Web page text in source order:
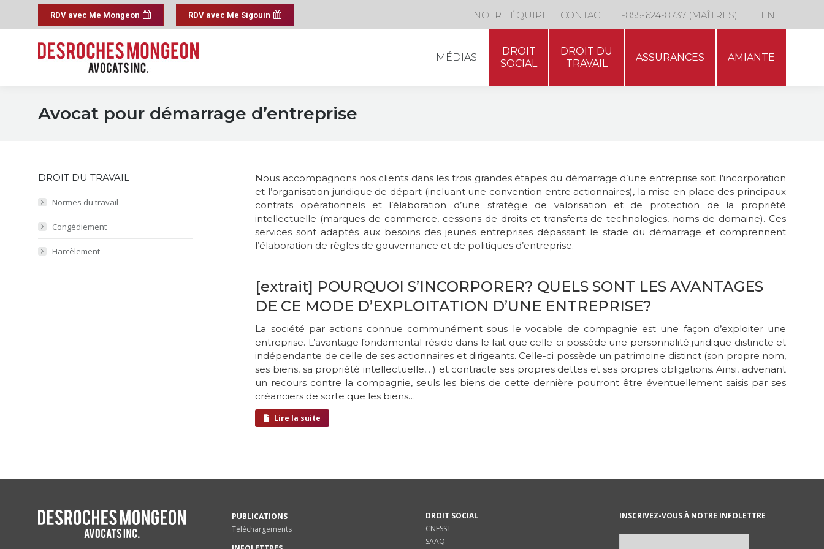
RDV avec Me Mongeon RDV avec Me Sigouin NOTRE ÉQUIPE CONTACT 1-855-624-8737 (MAÎTRES) EN
MÉDIAS
DROIT
SOCIAL
DROIT DU
TRAVAIL
ASSURANCES AMIANTE
Avocat pour démarrage d’entreprise
Nous accompagnons nos clients dans les trois grandes étapes du démarrage d’une entreprise soit l’incorporation
et l’organisation juridique de départ (incluant une convention entre actionnaires), la mise en place des principaux
contrats opérationnels et l’élaboration d’une stratégie de valorisation et de protection de la propriété
intellectuelle (marques de commerce, cessions de droits et transferts de technologies, noms de domaine). Ces
services sont adaptés aux besoins des jeunes entreprises dépassant le stade du démarrage et comprennent
l’élaboration de règles de gouvernance et de politiques d’entreprise.
[extrait] POURQUOI S’INCORPORER? QUELS SONT LES AVANTAGES
DE CE MODE D’EXPLOITATION D’UNE ENTREPRISE?
La société par actions connue communément sous le vocable de compagnie est une façon d’exploiter une
entreprise. L’avantage fondamental réside dans le fait que celle-ci possède une personnalité juridique distincte et
indépendante de celle de ses actionnaires et dirigeants. Celle-ci possède un patrimoine distinct (son propre nom,
ses biens, sa propriété intellectuelle,…) et contracte ses propres dettes et ses propres obligations. Ainsi, advenant
un recours contre la compagnie, seuls les biens de cette dernière pourront être éventuellement saisis par ses
créanciers de sorte que les biens…
Lire la suite
DROIT DU TRAVAIL
Normes du travail
Congédiement
Harcèlement
PUBLICATIONS
Téléchargements
DROIT SOCIAL
CNESST
SAAQ
INSCRIVEZ-VOUS À NOTRE INFOLETTRE
MÉDIAS
DROIT
DROIT DU
ASSURANCES AMIANTE